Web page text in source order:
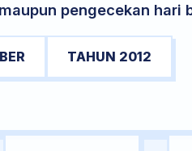
pengecekan hari
TAHUN 2012